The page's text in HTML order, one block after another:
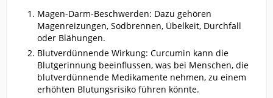
Magen-Darm-Beschwerden: Dazu gehören
Magenreizungen, Sodbrennen, Übelkeit, Durchfall
oder Blähungen.
Blutverdünnende Wirkung: Curcumin kann die
Blutgerinnung beeinflussen, was bei Menschen, die
blutverdünnende Medikamente nehmen, zu einem
erhöhten Blutungsrisiko führen könnte.